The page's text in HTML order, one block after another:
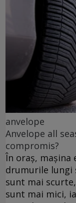
anvelope
Anvelope all
compromis?
În oraș,
drumurile lungi
sunt mai
sunt mai mici,